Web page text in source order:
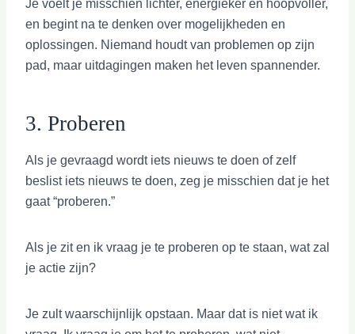
Je voelt je misschien lichter, energieker en hoopvoller,
en begint na te denken over mogelijkheden en
oplossingen. Niemand houdt van problemen op zijn
pad, maar uitdagingen maken het leven spannender.
3. Proberen
Als je gevraagd wordt iets nieuws te doen of zelf
beslist iets nieuws te doen, zeg je misschien dat je het
gaat “proberen.”
Als je zit en ik vraag je te proberen op te staan, wat zal
je actie zijn?
Je zult waarschijnlijk opstaan. Maar dat is niet wat ik